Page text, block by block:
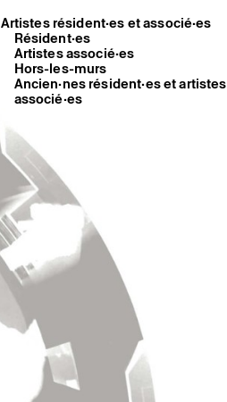
Artistes résident·es et associé·es
Résident·es
Artistes associé·es
Hors-les-murs
Ancien·nes résident·es et artistes
associé·es